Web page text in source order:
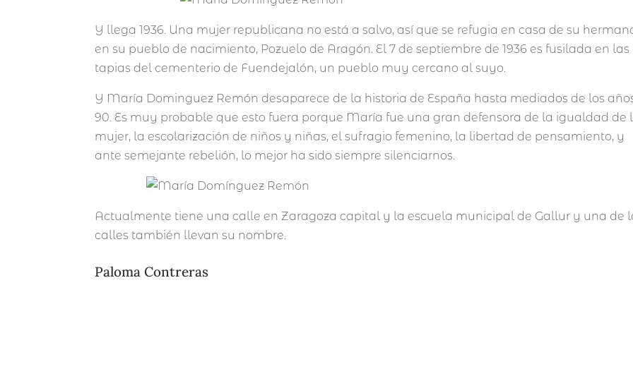
Y llega 1936. Una mujer republicana no está a salvo, así que se refugia en casa de su
en su pueblo de nacimiento, Pozuelo de Aragón. El 7 de septiembre de 1936 es fusilada en las
tapias del cementerio de Fuendejalón, un pueblo muy cercano al suyo.
Y María Dominguez Remón desaparece de la historia de España hasta mediados de los
90. Es muy probable que esto fuera porque María fue una gran defensora de la igualdad de
mujer, la escolarización de niños y niñas, el sufragio femenino, la libertad de pensamiento, y
ante semejante rebelión, lo mejor ha sido siempre silenciarnos.
Actualmente tiene una calle en Zaragoza capital y la escuela municipal de Gallur y una de
calles también llevan su nombre.
Paloma Contreras